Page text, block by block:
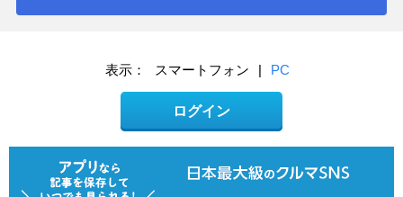
表示： スマートフォン | PC
ログイン